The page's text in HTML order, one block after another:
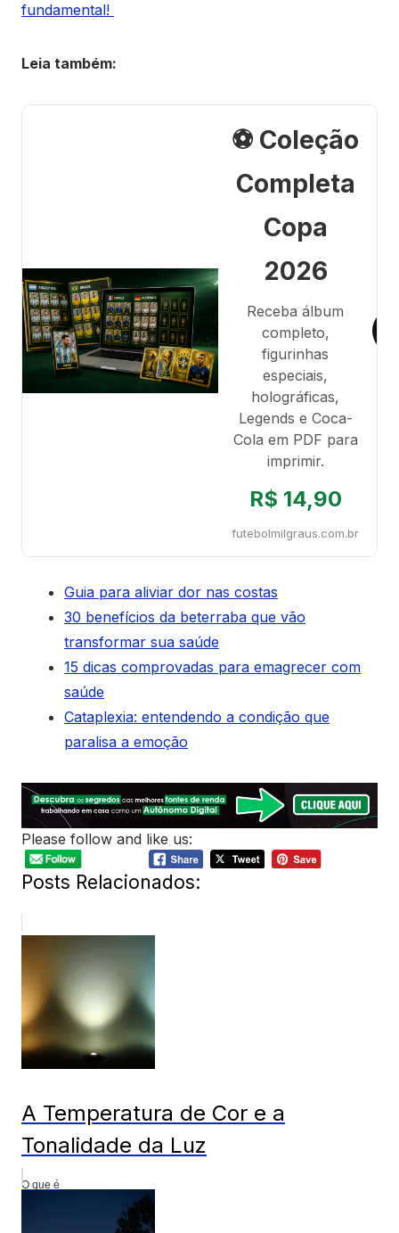
fundamental!
Leia também:
⚽ Coleção
Completa
Copa
2026
Receba álbum
completo,
figurinhas
especiais,
holográficas,
Legends e Coca-
Cola em PDF para
imprimir.
R$ 14,90
futebolmilgraus.com.br
Guia para aliviar dor nas costas
30 benefícios da beterraba que vão
transformar sua saúde
15 dicas comprovadas para emagrecer com
saúde
Cataplexia: entendendo a condição que
paralisa a emoção
Please follow and like us:
Posts Relacionados:
A Temperatura de Cor e a
Tonalidade da Luz
O que é